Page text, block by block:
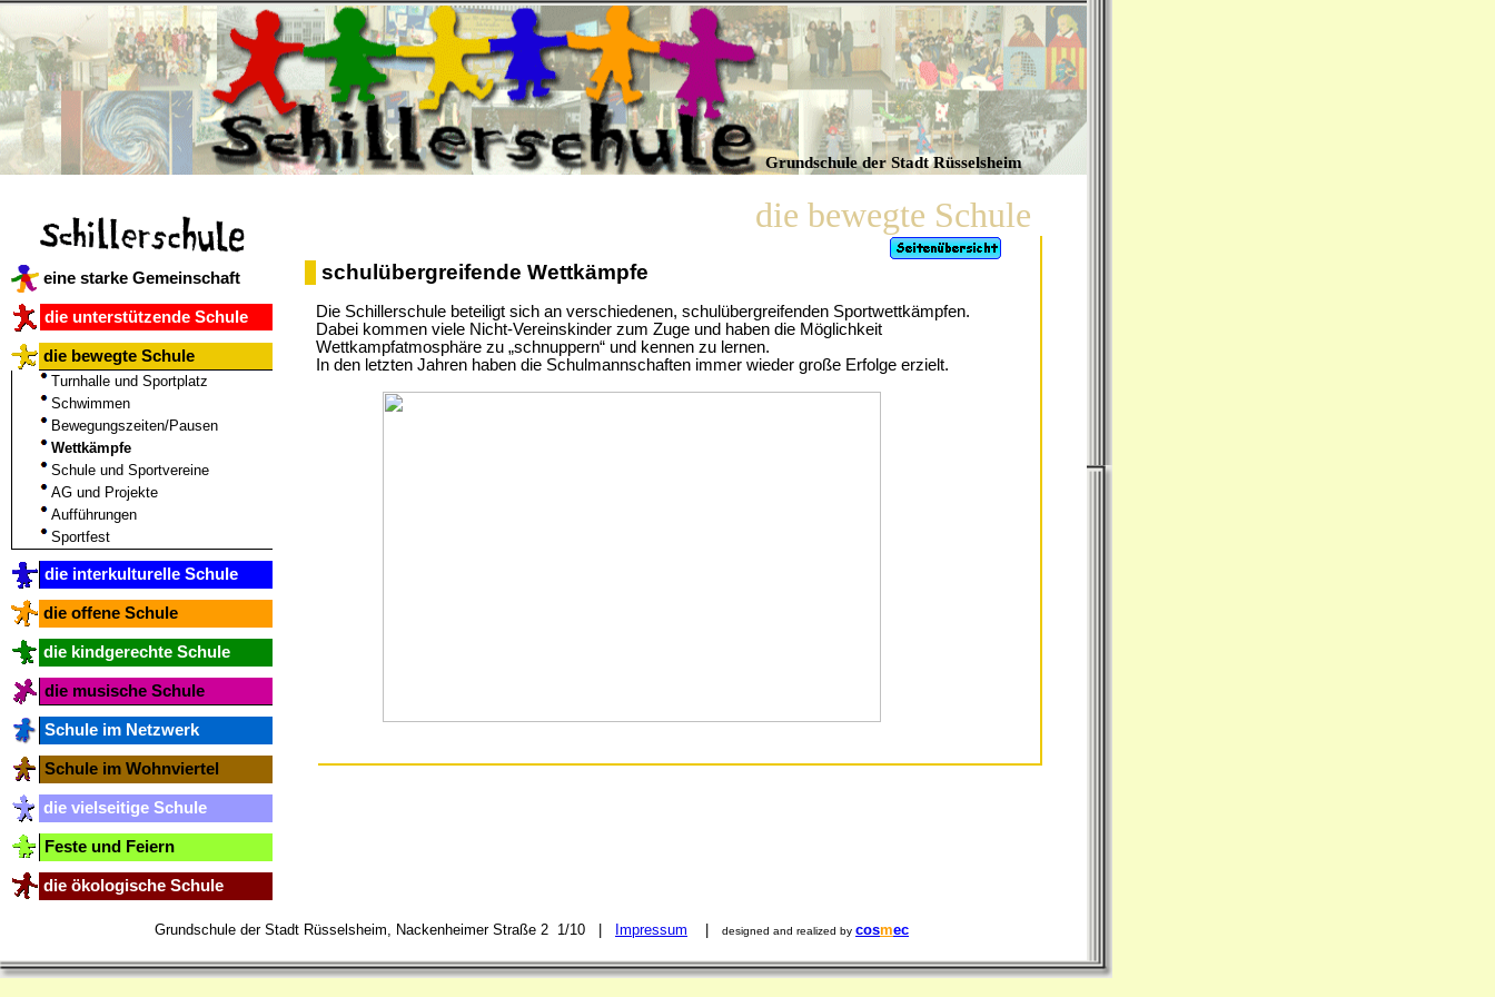
Grundschule der Stadt Rüsselsheim
eine starke Gemeinschaft
die unterstützende Schule
die bewegte Schule
Turnhalle und Sportplatz
Schwimmen
Bewegungszeiten/Pausen
Wettkämpfe
Schule und Sportvereine
AG und Projekte
Aufführungen
Sportfest
die interkulturelle Schule
die offene Schule
die kindgerechte Schule
die musische Schule
Schule im Netzwerk
Schule im Wohnviertel
die vielseitige Schule
Feste und Feiern
die ökologische Schule
die bewegte Schule
schulübergreifende Wettkämpfe
Die Schillerschule beteiligt sich an verschiedenen, schulübergreifenden Sportwettkämpfen.
Dabei kommen viele Nicht-Vereinskinder zum Zuge und haben die Möglichkeit
Wettkampfatmosphäre zu „schnuppern“ und kennen zu lernen.
In den letzten Jahren haben die Schulmannschaften immer wieder große Erfolge erzielt.
Grundschule der Stadt Rüsselsheim, Nackenheimer Straße 2 1/10 | Impressum designed and realized by cosmec